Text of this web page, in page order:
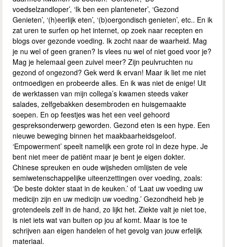
voedselzandloper’, ‘Ik ben een planteneter’, ‘Gezond
Genieten’, ‘(h)eerlijk eten’, ‘(b)oergondisch genieten’, etc.. En ik
zat uren te surfen op het internet, op zoek naar recepten en
blogs over gezonde voeding. Ik zocht naar de waarheid. Mag
je nu wel of geen granen? Is vlees nu wel of niet goed voor je?
Mag je helemaal geen zuivel meer? Zijn peulvruchten nu
gezond of ongezond? Gek werd ik ervan! Maar ik liet me niet
ontmoedigen en probeerde alles. En ik was niet de enige! Uit
de werktassen van mijn collega’s kwamen steeds vaker
salades, zelfgebakken desembroden en huisgemaakte
soepen. En op feestjes was het een veel gehoord
gespreksonderwerp geworden. Gezond eten is een hype. Een
nieuwe beweging binnen het maakbaarheidsgeloof.
‘Empowerment’ speelt namelijk een grote rol in deze hype. Je
bent niet meer de patiënt maar je bent je eigen dokter.
Chinese spreuken en oude wijsheden omlijsten de vele
semiwetenschappelijke uiteenzettingen over voeding, zoals:
‘De beste dokter staat in de keuken.’ of ‘Laat uw voeding uw
medicijn zijn en uw medicijn uw voeding.’ Gezondheid heb je
grotendeels zelf in de hand, zo lijkt het. Ziekte valt je niet toe,
is niet iets wat van buiten op jou af komt. Maar is toe te
schrijven aan eigen handelen of het gevolg van jouw erfelijk
materiaal.